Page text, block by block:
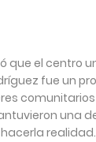
que el centro
fue un
una
realidad.